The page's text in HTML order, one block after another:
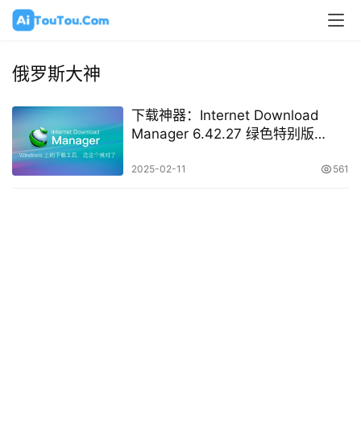
俄罗斯大神
下载神器：Internet Download
Manager 6.42.27 绿色特别版
2025-02-11 561